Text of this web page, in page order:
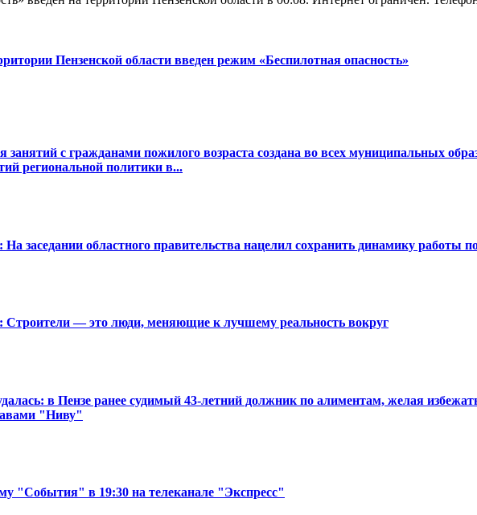
Пензенской области введен режим «Беспилотная опасность»
занятий с гражданами пожилого возраста создана во всех муниципальных
региональной политики в...
заседании областного правительства нацелил сохранить динамику работы
Строители — это люди, меняющие к лучшему реальность вокруг
в Пензе ранее судимый 43-летний должник по алиментам, желая
"Ниву"
"События" в 19:30 на телеканале "Экспресс"